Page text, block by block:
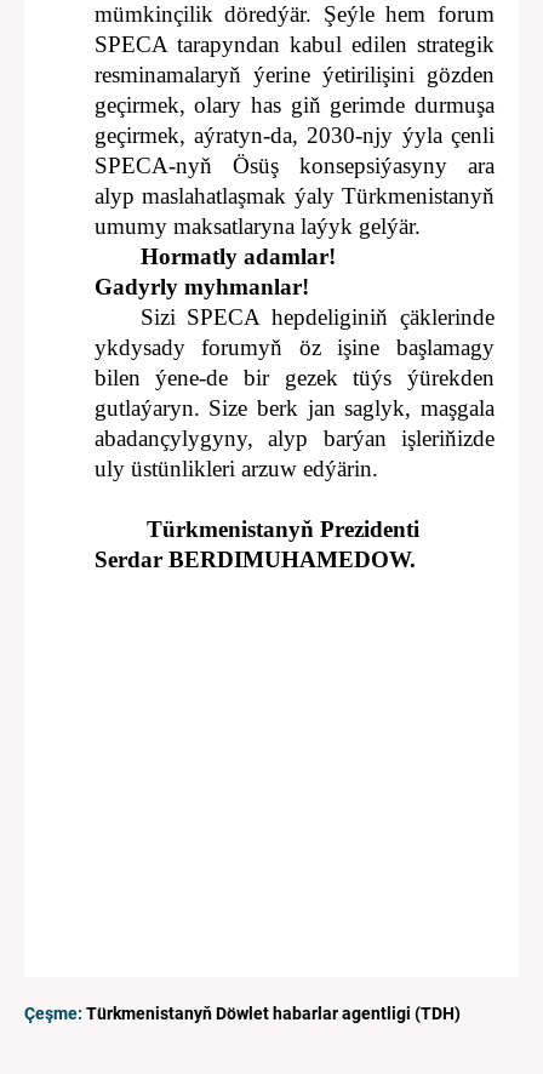
mümkinçilik döredýär. Şeýle hem forum
SPECA tarapyndan kabul edilen strategik
resminamalaryň ýerine ýetirilişini gözden
geçirmek, olary has giň gerimde durmuşa
geçirmek, aýratyn-da, 2030-njy ýyla çenli
SPECA-nyň Ösüş konsepsiýasyny ara
alyp maslahatlaşmak ýaly Türkmenistanyň
umumy maksatlaryna laýyk gelýär.
Hormatly adamlar!
Gadyrly myhmanlar!
Sizi SPECA hepdeliginiň çäklerinde
ykdysady forumyň öz işine başlamagy
bilen ýene-de bir gezek tüýs ýürekden
gutlaýaryn. Size berk jan saglyk, maşgala
abadançylygyny, alyp barýan işleriňizde
uly üstünlikleri arzuw edýärin.
Türkmenistanyň Prezidenti
Serdar BERDIMUHAMEDOW.
Çeşme: Türkmenistanyň Döwlet habarlar agentligi (TDH)